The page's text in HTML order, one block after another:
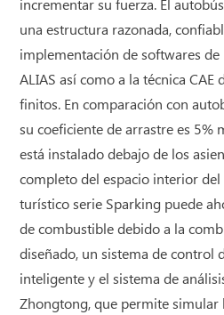
incrementar su fuerza. El
una estructura razonada,
implementación de softwares
ALIAS así como a la técnica CAE
finitos. En comparación con
su coeficiente de arrastre es 5%
está instalado debajo de los
completo del espacio interior del
turístico serie Sparking puede
de combustible debido a la
diseñado, un sistema de control
inteligente y el sistema de
Zhongtong, que permite simular